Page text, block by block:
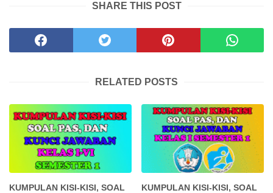
SHARE THIS POST
RELATED POSTS
KUMPULAN KISI-KISI, SOAL
KUMPULAN KISI-KISI, SOAL